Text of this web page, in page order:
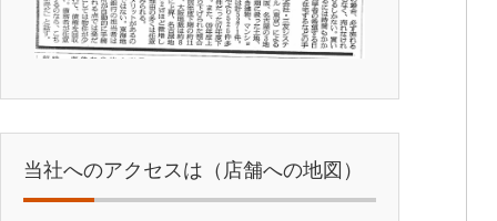
当社へのアクセスは（店舗への地図）